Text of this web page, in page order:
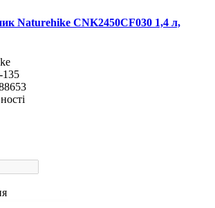
Naturehike CNK2450CF030 1,4 л,
135